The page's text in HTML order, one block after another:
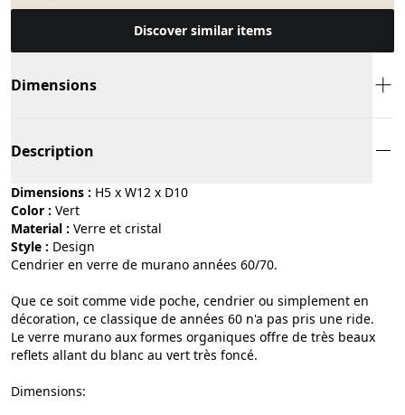
Discover similar items
Dimensions
Description
Dimensions : H5 x W12 x D10
Color :
vert
Material :
verre et cristal
Style :
design
Cendrier en verre de murano années 60/70.
Que ce soit comme vide poche, cendrier ou simplement en
décoration, ce classique de années 60 n'a pas pris une ride.
Le verre murano aux formes organiques offre de très beaux
reflets allant du blanc au vert très foncé.
Dimensions: